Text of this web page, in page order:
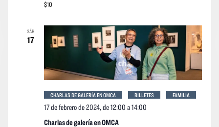
$10
SÁB
17
Charlas de galería en OMCA
17 de febrero de 2024, de 12:00 a14:00
CHARLAS DE GALERÍA EN OMCA BILLETES FAMILIA